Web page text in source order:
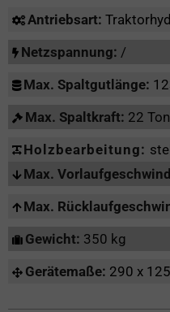
Antriebsart:
Netzspannung: /
Max. Spaltgutlänge:
Max. Spaltkraft: 22
Holzbearbeitung:
Max.
Max.
Gewicht: 350 kg
Gerätemaße: 290 x